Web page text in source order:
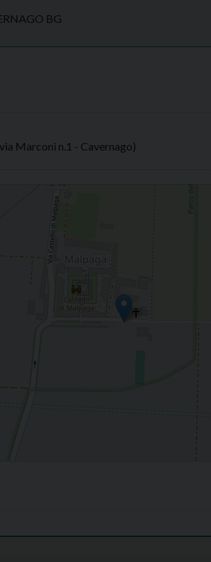
BG
Marconi n.1 - Cavernago)